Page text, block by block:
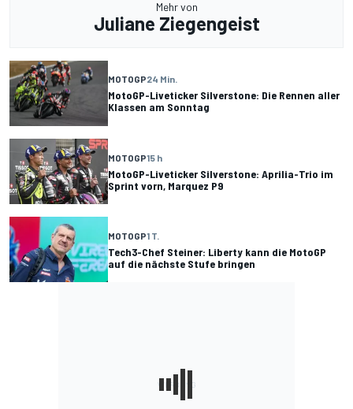
Mehr von
Juliane Ziegengeist
MOTOGP24 Min.
MotoGP-Liveticker Silverstone: Die Rennen aller
Klassen am Sonntag
MOTOGP15 h
MotoGP-Liveticker Silverstone: Aprilia-Trio im
Sprint vorn, Marquez P9
MOTOGP1 T.
Tech3-Chef Steiner: Liberty kann die MotoGP
auf die nächste Stufe bringen